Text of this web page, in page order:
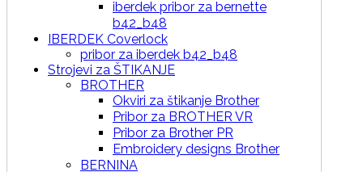
iberdek pribor za bernette
b42_b48
IBERDEK Coverlock
pribor za iberdek b42_b48
Strojevi za ŠTIKANJE
BROTHER
Okviri za štikanje Brother
Pribor za BROTHER VR
Pribor za Brother PR
Embroidery designs Brother
BERNINA